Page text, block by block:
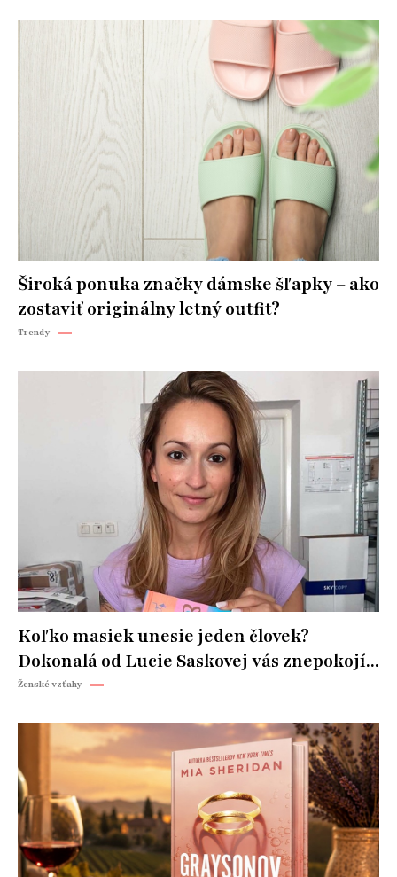
Široká ponuka značky dámske šľapky – ako
zostaviť originálny letný outfit?
Trendy
Koľko masiek unesie jeden človek?
Dokonalá od Lucie Saskovej vás znepokojí...
Ženské vzťahy